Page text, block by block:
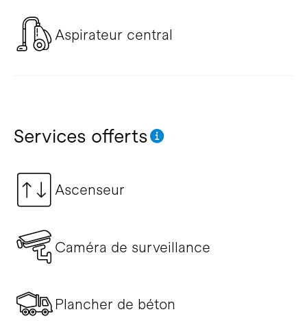
Aspirateur central
Services offerts
Ascenseur
Caméra de surveillance
Plancher de béton